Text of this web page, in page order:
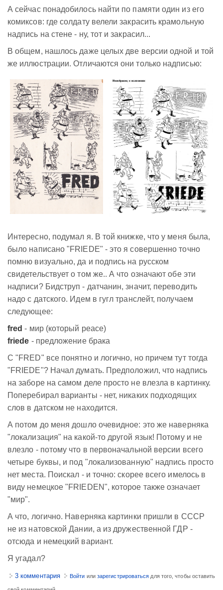
А сейчас понадобилось найти по памяти один из его
комиксов: где солдату велели закрасить крамольную
надпись на стене - ну, тот и закрасил...
В общем, нашлось даже целых две версии одной и той
же иллюстрации. Отличаются они только надписью:
Интересно, подумал я. В той книжке, что у меня была,
было написано "FRIEDE" - это я совершенно точно
помню визуально, да и подпись на русском
свидетельствует о том же.. А что означают обе эти
надписи? Бидструп - датчанин, значит, переводить
надо с датского. Идем в гугл транслейт, получаем
следующее:
fred - мир (который peace)
friede - предложение брака
С "FRED" все понятно и логично, но причем тут тогда
"FRIEDE"? Начал думать. Предположил, что надпись
на заборе на самом деле просто не влезла в картинку.
Поперебирал варианты - нет, никаких подходящих
слов в датском не находится.
А потом до меня дошло очевидное: это же наверняка
"локализация" на какой-то другой язык! Потому и не
влезло - потому что в первоначальной версии всего
четыре буквы, и под "локализованную" надпись просто
нет места. Поискал - и точно: скорее всего имелось в
виду немецкое "FRIEDEN", которое также означает
"мир".
А что, логично. Наверняка картинки пришли в СССР
не из натовской Дании, а из дружественной ГДР -
отсюда и немецкий вариант.
Я угадал?
3 комментария Войти или зарегистрироваться для того, чтобы оставить